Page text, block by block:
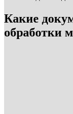
Какие
обработки